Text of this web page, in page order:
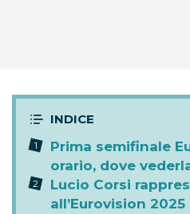
Prima semifinale
orario, dove
Lucio Corsi
all’Eurovision 2025